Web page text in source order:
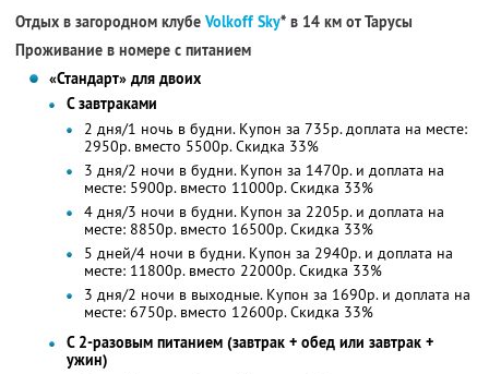
Отдых в загородном клубе Volkoff Sky* в 14 км от Тарусы
Проживание в номере с питанием
«Стандарт» для двоих
С завтраками
2 дня/1 ночь в будни. Купон за 735р. доплата на месте:
2950р. вместо 5500р. Скидка 33%
3 дня/2 ночи в будни. Купон за 1470р. и доплата на
месте: 5900р. вместо 11000р. Скидка 33%
4 дня/3 ночи в будни. Купон за 2205р. и доплата на
месте: 8850р. вместо 16500р. Скидка 33%
5 дней/4 ночи в будни. Купон за 2940р. и доплата на
месте: 11800р. вместо 22000р. Скидка 33%
3 дня/2 ночи в выходные. Купон за 1690р. и доплата на
месте: 6750р. вместо 12600р. Скидка 33%
С 2-разовым питанием (завтрак + обед или завтрак +
ужин)